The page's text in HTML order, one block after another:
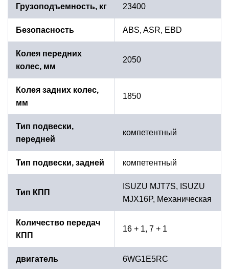
Грузоподъемность, кг 23400
Безопасность ABS, ASR, EBD
Колея передних
колес, мм
2050
Колея задних колес,
мм
1850
Тип подвески,
передней
компетентный
Тип подвески, задней компетентный
Тип КПП
ISUZU MJT7S, ISUZU
MJX16P, Механическая
Количество передач
КПП
16 + 1, 7 + 1
двигатель 6WG1E5RC